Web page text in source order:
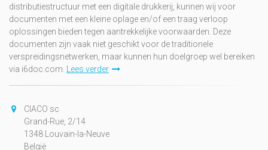
distributiestructuur met een digitale drukkerij, kunnen wij voor
documenten met een kleine oplage en/of een traag verloop
oplossingen bieden tegen aantrekkelijke voorwaarden. Deze
documenten zijn vaak niet geschikt voor de traditionele
verspreidingsnetwerken, maar kunnen hun doelgroep wel bereiken
via i6doc.com. Lees verder
CIACO sc
Grand-Rue, 2/14
1348 Louvain-la-Neuve
België